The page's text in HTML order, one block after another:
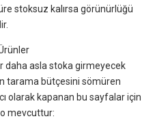
stoksuz kalırsa görünürlüğü
daha asla stoka girmeyecek
tarama bütçesini sömüren
olarak kapanan bu sayfalar için
mevcuttur: